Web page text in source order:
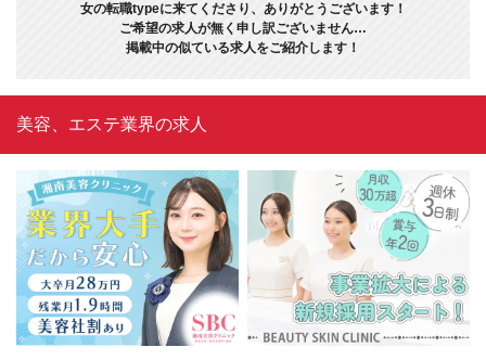
女の転職typeに来てくださり、ありがとうございます！
ご希望の求人が無く申し訳ございません…
掲載中の似ている求人をご紹介します！
美容、エステ業界の求人